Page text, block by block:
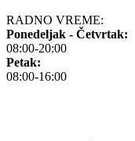
RADNO VREME:
Ponedeljak - Četvrtak:
08:00-20:00
Petak:
08:00-16:00